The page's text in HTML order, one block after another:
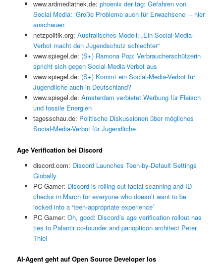
www.ardmediathek.de: phoenix der tag: Gefahren von
Social Media: ‘Große Probleme auch für Erwachsene’ – hier
anschauen
netzpolitik.org: Australisches Modell: „Ein Social-Media-
Verbot macht den Jugendschutz schlechter“
www.spiegel.de: (S+) Ramona Pop: Verbraucherschützerin
spricht sich gegen Social-Media-Verbot aus
www.spiegel.de: (S+) Kommt ein Social-Media-Verbot für
Jugendliche auch in Deutschland?
www.spiegel.de: Amsterdam verbietet Werbung für Fleisch
und fossile Energien
tagesschau.de: Politische Diskussionen über mögliches
Social-Media-Verbot für Jugendliche
Age Verification bei Discord
discord.com: Discord Launches Teen-by-Default Settings
Globally
PC Gamer: Discord is rolling out facial scanning and ID
checks in March for everyone who doesn’t want to be
locked into a ‘teen-appropriate experience’
PC Gamer: Oh, good: Discord’s age verification rollout has
ties to Palantir co-founder and panopticon architect Peter
Thiel
AI-Agent geht auf Open Source Developer los